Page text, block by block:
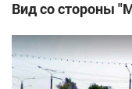
Вид со стороны